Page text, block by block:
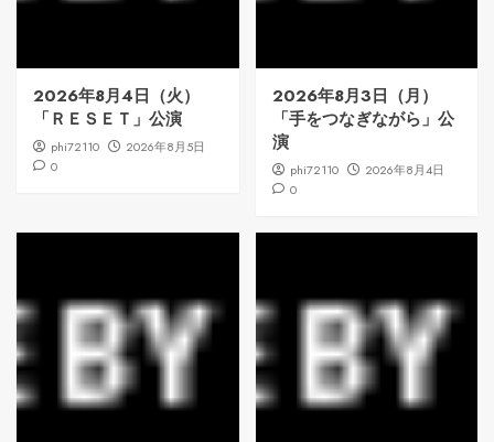
2026年8月4日（火）
「ＲＥＳＥＴ」公演
phi72110
2026年8月5日
0
2026年8月3日（月）
「手をつなぎながら」公
演
phi72110
2026年8月4日
0